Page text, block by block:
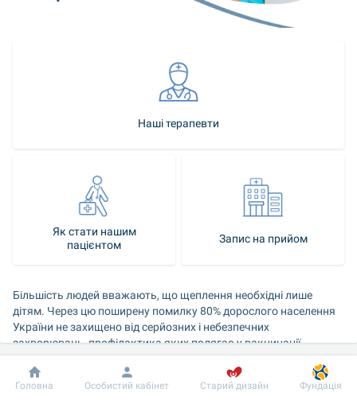
Наші терапевти
Як стати нашим
пацієнтом
Запис на прийом
Більшість людей вважають, що щеплення необхідні лише
дітям. Через цю поширену помилку 80% дорослого населення
України не захищено від серйозних і небезпечних
захворювань, профілактика яких полягає у вакцинації.
При цьому для більшості захворювань, щеплення яких
Добробут Інформація Пацієнту
Головна Особистий кабінет Старий дизайн Фундація